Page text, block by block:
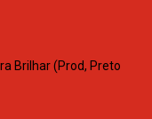
Brilhar (Prod, Preto